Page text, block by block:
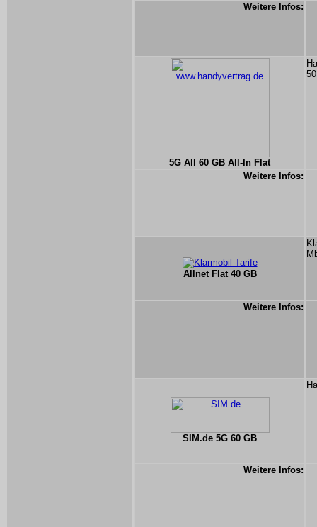
Weitere Infos:
5G All 60 GB All-In Flat
Weitere Infos:
Allnet Flat 40 GB
Weitere Infos:
SIM.de 5G 60 GB
Weitere Infos: